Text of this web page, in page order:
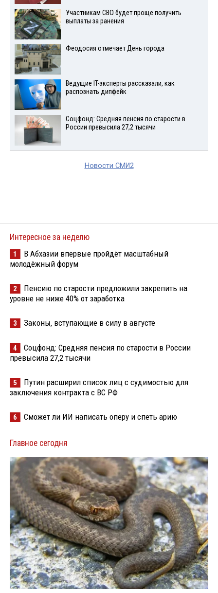
Участникам СВО будет проще получить
выплаты за ранения
Феодосия отмечает День города
Ведущие IT-эксперты рассказали, как
распознать дипфейк
Соцфонд: Средняя пенсия по старости в
России превысила 27,2 тысячи
Новости СМИ2
Интересное за неделю
1
В Абхазии впервые пройдёт масштабный
молодёжный форум
2
Пенсию по старости предложили закрепить на
уровне не ниже 40% от заработка
3 Законы, вступающие в силу в августе
4
Соцфонд: Средняя пенсия по старости в России
превысила 27,2 тысячи
5
Путин расширил список лиц с судимостью для
заключения контракта с ВС РФ
6 Сможет ли ИИ написать оперу и спеть арию
Главное сегодня